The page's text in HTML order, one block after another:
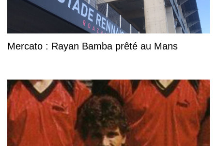
Mercato : Rayan Bamba prêté au Mans